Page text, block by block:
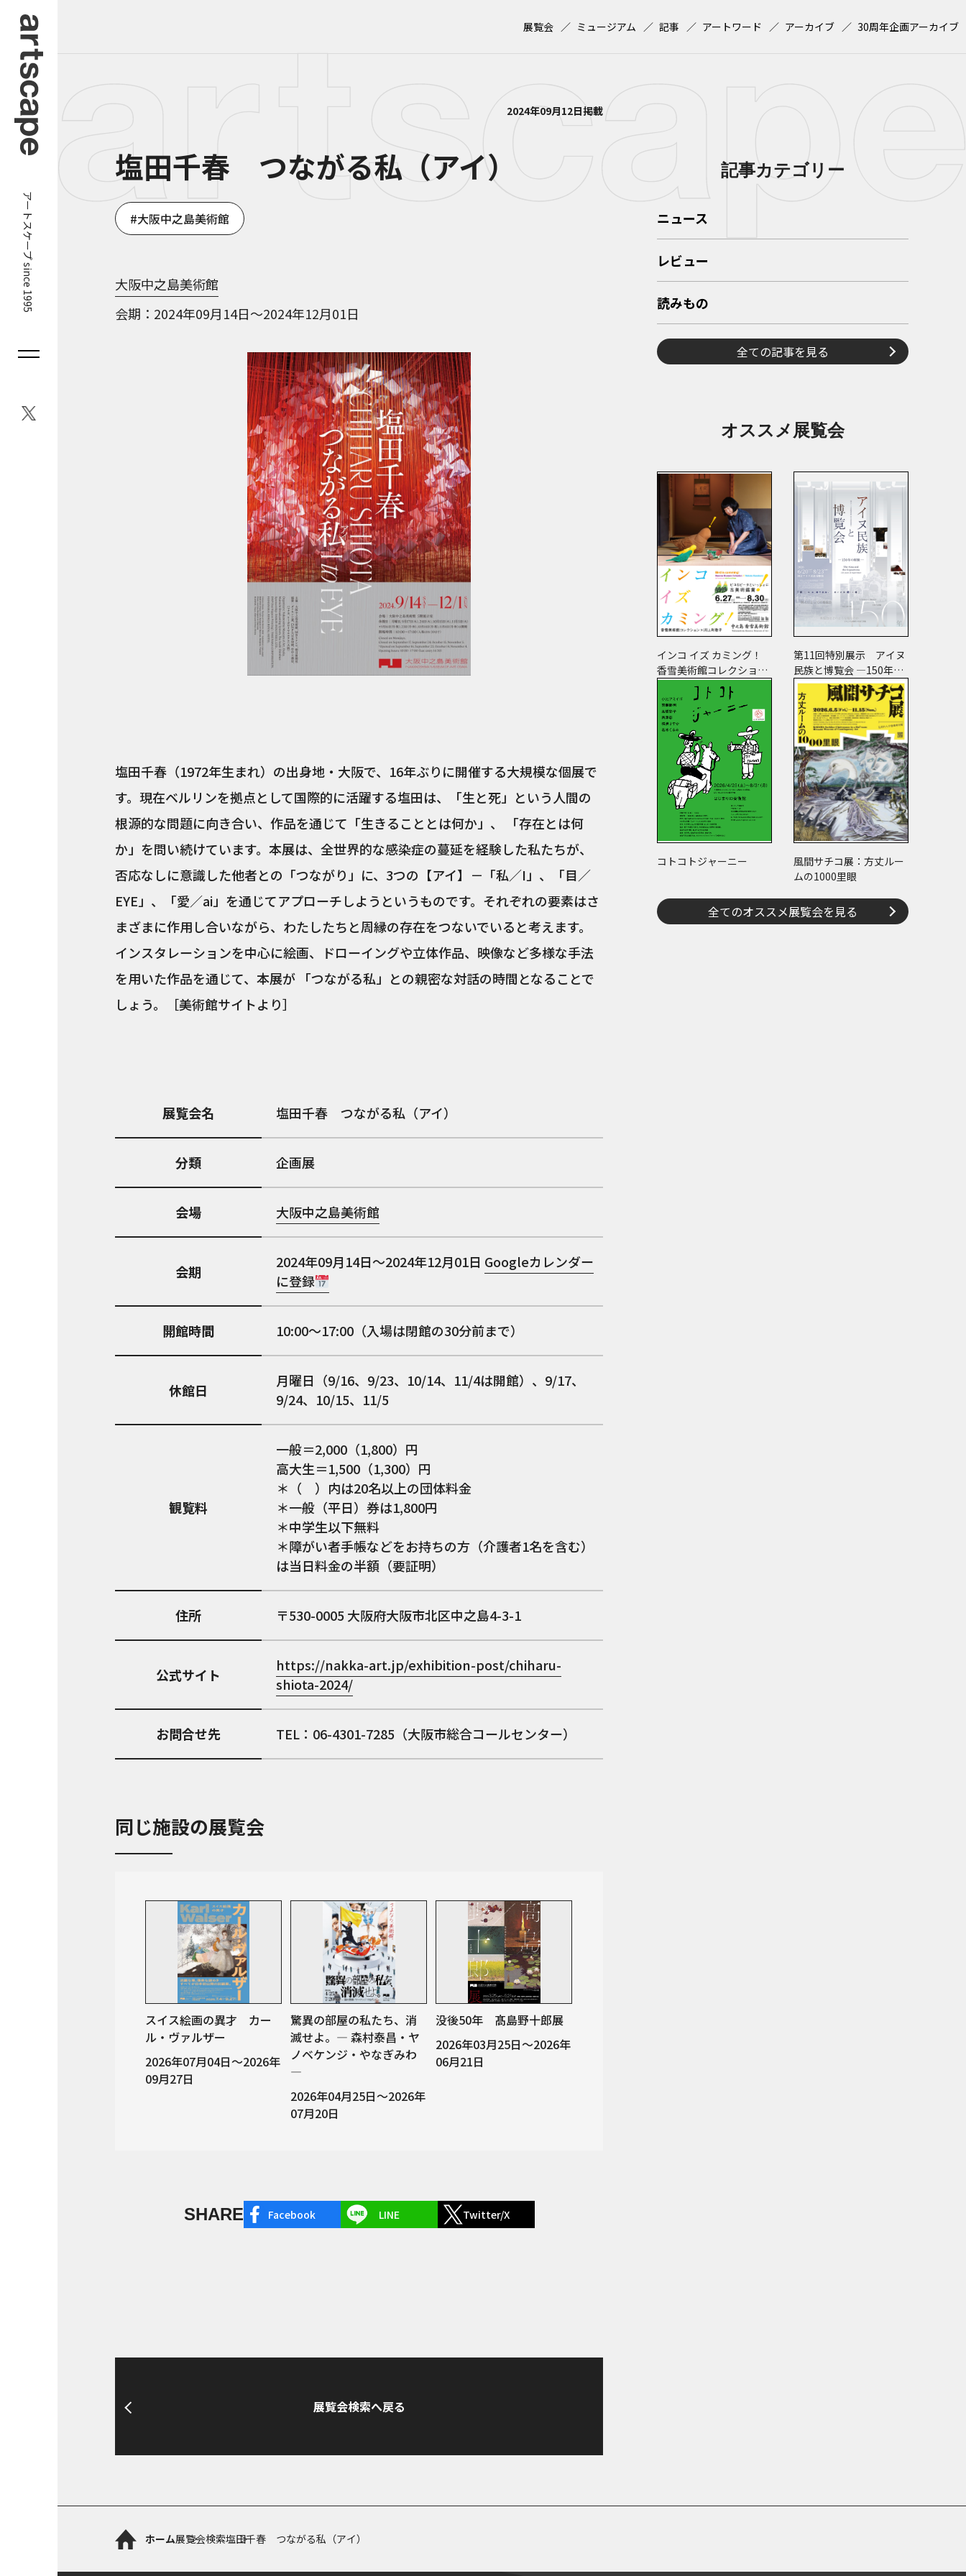
アートスケープ since 1995
展覧会 ミュージアム 記事 アートワード アーカイブ 30周年企画アーカイブ
2024年09月12日掲載
塩田千春 つながる私（アイ）
大阪中之島美術館
大阪中之島美術館
会期
2024年09月14日～2024年12月01日
塩田千春（1972年生まれ）の出身地・大阪で、16年ぶりに開催する大規模な個展で
す。現在ベルリンを拠点として国際的に活躍する塩田は、「生と死」という人間の
根源的な問題に向き合い、作品を通じて「生きることとは何か」、 「存在とは何
か」を問い続けています。本展は、全世界的な感染症の蔓延を経験した私たちが、
否応なしに意識した他者との「つながり」に、3つの【アイ】－「私／I」、「目／
EYE」、「愛／ai」を通じてアプローチしようというものです。それぞれの要素はさ
まざまに作用し合いながら、わたしたちと周縁の存在をつないでいると考えます。
インスタレーションを中心に絵画、ドローイングや立体作品、映像など多様な手法
を用いた作品を通じて、本展が 「つながる私」との親密な対話の時間となることで
しょう。［美術館サイトより］
展覧会名 塩田千春 つながる私（アイ）
分類 企画展
会場 大阪中之島美術館
会期
2024年09月14日～2024年12月01日 Googleカレンダー
に登録
開館時間 10:00～17:00（入場は閉館の30分前まで）
休館日
月曜日（9/16、9/23、10/14、11/4は開館）、9/17、
9/24、10/15、11/5
観覧料
一般＝2,000（1,800）円
高大生＝1,500（1,300）円
＊（ ）内は20名以上の団体料金
＊一般（平日）券は1,800円
＊中学生以下無料
＊障がい者手帳などをお持ちの方（介護者1名を含む）
は当日料金の半額（要証明）
住所 530-0005 大阪府大阪市北区中之島4-3-1
公式サイト
https://nakka-art.jp/exhibition-post/chiharu-
shiota-2024/
お問合せ先 TEL：06-4301-7285（大阪市総合コールセンター）
同じ施設の展覧会
スイス絵画の異才 カー
ル・ヴァルザー
2026年07月04日～2026年
09月27日
驚異の部屋の私たち、消
滅せよ。— 森村泰昌・ヤ
ノベケンジ・やなぎみわ
—
2026年04月25日～2026年
07月20日
没後50年 髙島野十郎展
2026年03月25日～2026年
06月21日
SHARE Facebook LINE Twitter/X
展覧会検索へ戻る
記事カテゴリー
ニュース
レビュー
読みもの
全ての記事を見る
オススメ展覧会
インコ イズ カミング！
香雪美術館コレクション
×川上和歌子 ～ピコ＆
ピータといっしょに古美
術鑑賞～
第11回特別展示 アイヌ
民族と博覧会 ―150年の
経験―
コトコトジャーニー
風間サチコ展：方丈ルー
ムの1000里眼
全てのオススメ展覧会を見る
ホーム展覧会検索塩田千春 つながる私（アイ）